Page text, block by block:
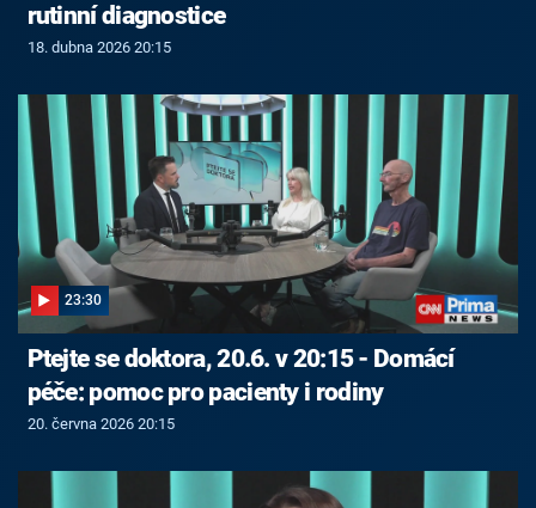
rutinní diagnostice
18. dubna 2026 20:15
23:30
Ptejte se doktora, 20.6. v 20:15 - Domácí
péče: pomoc pro pacienty i rodiny
20. června 2026 20:15